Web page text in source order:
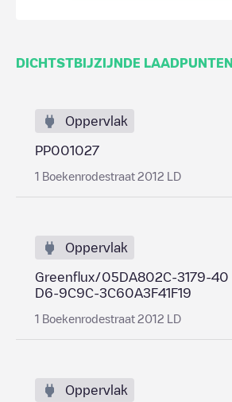
DICHTSTBIJZIJNDE LAADPUNTEN
Oppervlak
PP001027
1 Boekenrodestraat 2012 LD
Oppervlak
Greenflux/05DA802C-3179-40
D6-9C9C-3C60A3F41F19
1 Boekenrodestraat 2012 LD
Oppervlak